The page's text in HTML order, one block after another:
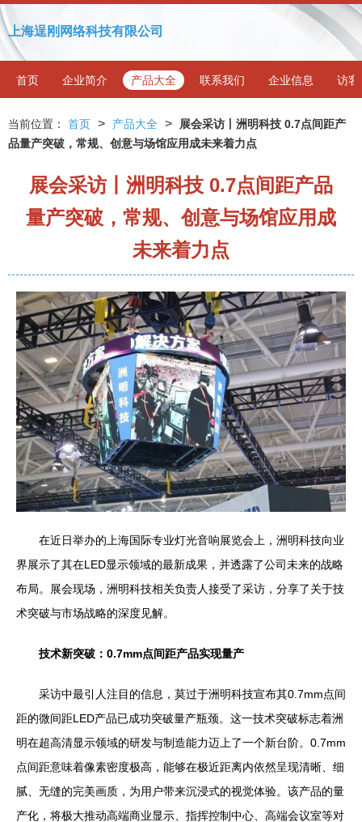
上海逞刚网络科技有限公司
首页 企业简介 产品大全 联系我们 企业信息 访客
当前位置： 首页 > 产品大全 >
展会采访丨洲明科技 0.7点间距产
品量产突破，常规、创意与场馆应用成未来着力点
展会采访丨洲明科技 0.7点间距产品
量产突破，常规、创意与场馆应用成
未来着力点
在近日举办的上海国际专业灯光音响展览会上，洲明科技向业
界展示了其在LED显示领域的最新成果，并透露了公司未来的战略
布局。展会现场，洲明科技相关负责人接受了采访，分享了关于技
术突破与市场战略的深度见解。
技术新突破：0.7mm点间距产品实现量产
采访中最引人注目的信息，莫过于洲明科技宣布其0.7mm点间
距的微间距LED产品已成功突破量产瓶颈。这一技术突破标志着洲
明在超高清显示领域的研发与制造能力迈上了一个新台阶。0.7mm
点间距意味着像素密度极高，能够在极近距离内依然呈现清晰、细
腻、无缝的完美画质，为用户带来沉浸式的视觉体验。该产品的量
产化，将极大推动高端商业显示、指挥控制中心、高端会议室等对